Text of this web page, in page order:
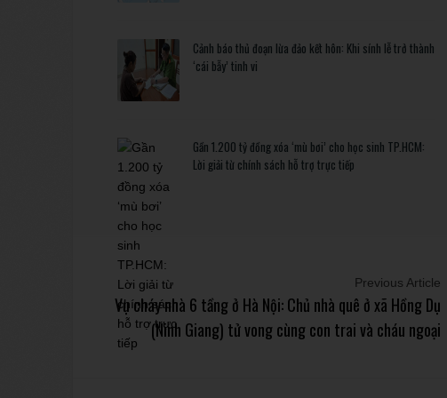
Cảnh báo thủ đoạn lừa đảo kết hôn: Khi sính lễ trở thành
‘cái bẫy’ tinh vi
Gần 1.200 tỷ đồng xóa ‘mù bơi’ cho học sinh TP.HCM:
Lời giải từ chính sách hỗ trợ trực tiếp
Previous Article
Vụ cháy nhà 6 tầng ở Hà Nội: Chủ nhà quê ở xã Hồng Dụ
(Ninh Giang) tử vong cùng con trai và cháu ngoại